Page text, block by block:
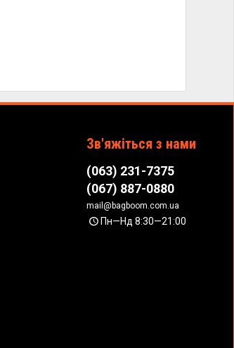
Зв'яжіться з нами
(063) 231-7375
(067) 887-0880
mail@bagboom.com.ua
Пн—Нд 8:30—21:00